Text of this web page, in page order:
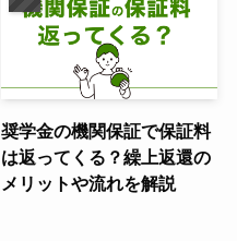
奨学金の機関保証で保証料
は返ってくる？繰上返還の
メリットや流れを解説